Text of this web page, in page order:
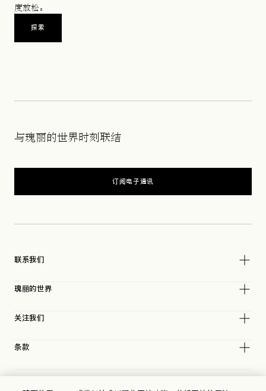
度放松。
探索
与瑰丽的世界时刻联结
订阅电子通讯
联系我们
瑰丽的世界
关注我们
条款